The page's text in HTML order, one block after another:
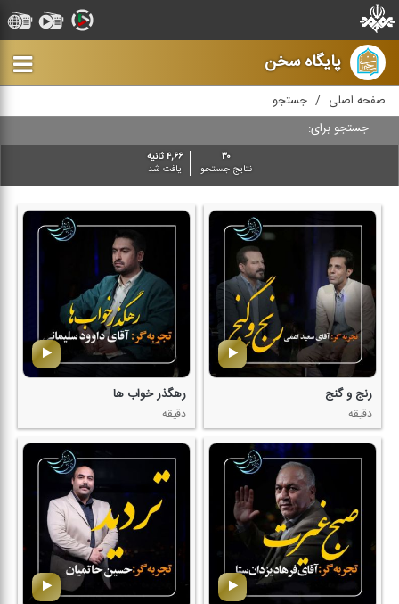
پایگاه سخن
صفحه اصلی
جستجو
جستجو برای:
۳۰
نتایج جستجو
۴,۶۶ ثانیه
یافت شد
رنج و گنج
دقیقه
رهگذر خواب ها
دقیقه